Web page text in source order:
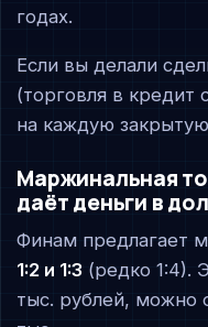
годах.
Если вы делали
(торговля в кредит
на каждую
Маржинальная
даёт деньги в
Финам предлагает
1:2 и 1:3 (редко 1:4).
тыс. рублей, можно